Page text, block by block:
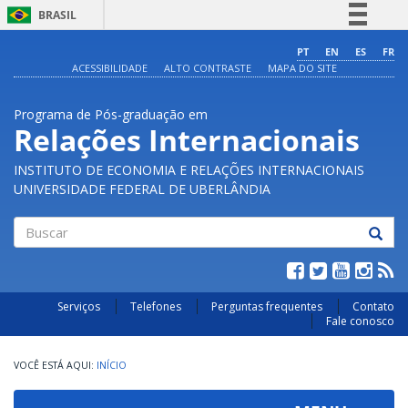
BRASIL
Comunica BR
Acesso à informação
Legislação
PT EN ES
FR
ACESSIBILIDADE
ALTO CONTRASTE MAPA DO SITE
Programa de Pós-graduação em
Relações Internacionais
INSTITUTO DE ECONOMIA E RELAÇÕES INTERNACIONAIS
UNIVERSIDADE FEDERAL DE UBERLÂNDIA
Serviços Telefones Perguntas frequentes
Contato
Fale conosco
INÍCIO